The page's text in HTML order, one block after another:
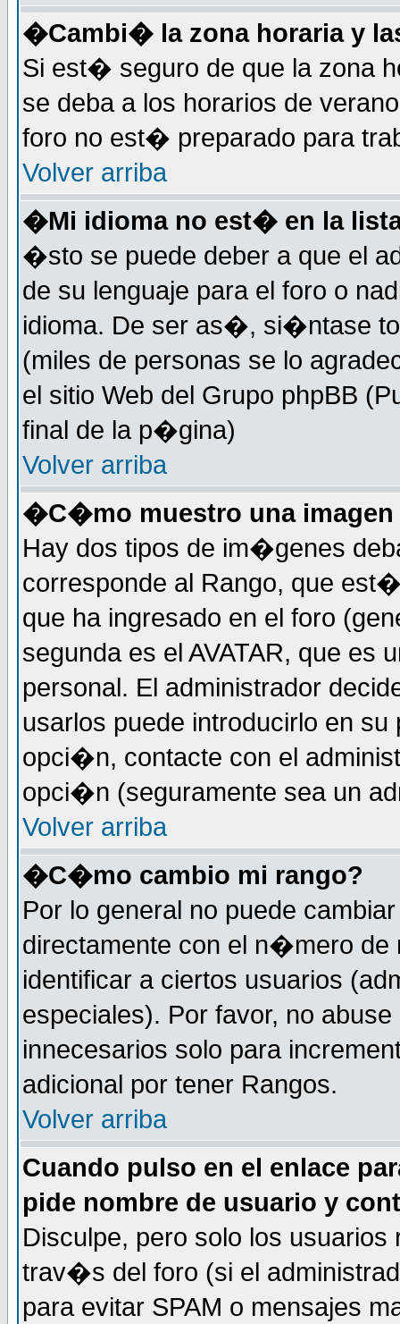
�Cambi� la zona horaria y
Si est� seguro de que la zona
se deba a los horarios de
foro no est� preparado para
Volver arriba
�Mi idioma no est� en la
�sto se puede deber a que el
de su lenguaje para el foro o
idioma. De ser as�, si�ntase
(miles de personas se lo
el sitio Web del Grupo phpBB
final de la p�gina)
Volver arriba
�C�mo muestro una imagen
Hay dos tipos de im�genes
corresponde al Rango, que
que ha ingresado en el foro
segunda es el AVATAR, que
personal. El administrador
usarlos puede introducirlo en
opci�n, contacte con el
opci�n (seguramente sea un
Volver arriba
�C�mo cambio mi rango?
Por lo general no puede
directamente con el n�mero de
identificar a ciertos usuarios
especiales). Por favor, no
innecesarios solo para
adicional por tener Rangos.
Volver arriba
Cuando pulso en el enlace
pide nombre de usuario y
Disculpe, pero solo los
trav�s del foro (si el
para evitar SPAM o mensajes